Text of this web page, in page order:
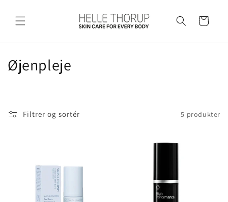
indhold
Indkøbskurv
K
Øjenpleje
Filtrer og sortér 5 produkter